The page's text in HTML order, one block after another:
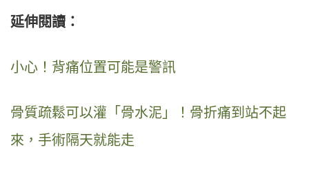
延伸閱讀：
小心！背痛位置可能是警訊
骨質疏鬆可以灌「骨水泥」！骨折痛到站不起
來，手術隔天就能走